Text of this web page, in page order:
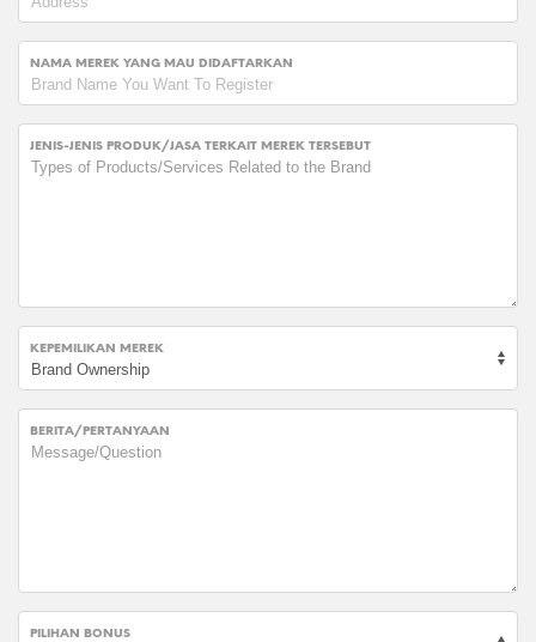
NAMA MEREK YANG MAU DIDAFTARKAN
JENIS-JENIS PRODUK/JASA TERKAIT MEREK TERSEBUT
KEPEMILIKAN MEREK
BERITA/PERTANYAAN
PILIHAN BONUS